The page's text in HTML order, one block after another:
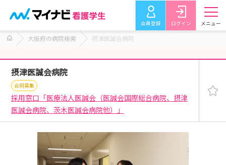
会員登録 ログイン メニュー
大阪府の病院検索 摂津医誠会病院
摂津医誠会病院
合同募集
採用窓口「医療法人医誠会（医誠会国際総合病院、摂津
医誠会病院、茨木医誠会病院他）」